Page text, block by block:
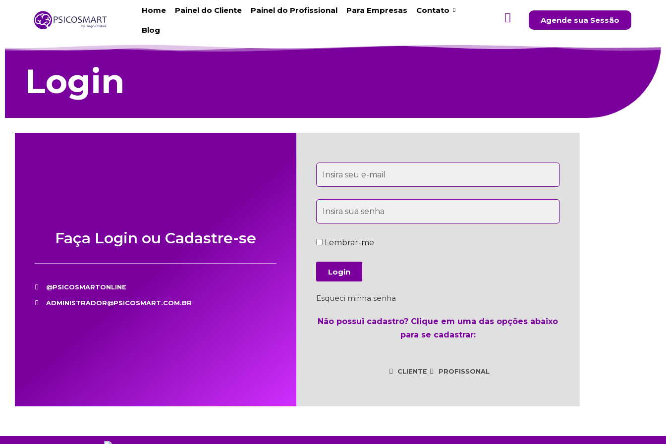
Home Painel do Cliente Painel do Profissional Para Empresas Contato
Blog
Agende sua Sessão
Login
Faça Login ou Cadastre-se
@PSICOSMARTONLINE
ADMINISTRADOR@PSICOSMART.COM.BR
Lembrar-me
Login
Esqueci minha senha
Não possui cadastro? Clique em uma das opções abaixo
para se cadastrar:
CLIENTE PROFISSONAL